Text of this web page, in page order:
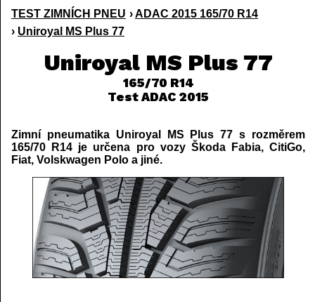
TEST ZIMNÍCH PNEU ›ADAC 2015 165/70 R14
› Uniroyal MS Plus 77
Uniroyal MS Plus 77
165/70 R14
Test ADAC 2015
Zimní pneumatika Uniroyal MS Plus 77 s rozměrem
165/70 R14 je určena pro vozy Škoda Fabia, CitiGo,
Fiat, Volskwagen Polo a jiné.